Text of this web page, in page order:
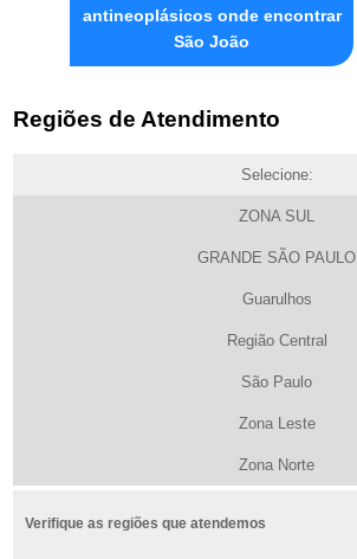
antineoplásicos onde encontrar
São João
Regiões de Atendimento
Selecione:
ZONA SUL
GRANDE SÃO PAULO
Guarulhos
Região Central
São Paulo
Zona Leste
Zona Norte
Verifique as regiões que atendemos